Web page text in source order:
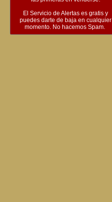
El Servicio de Alertas es gratis y
puedes darte de baja en cualquier
momento. No hacemos Spam.